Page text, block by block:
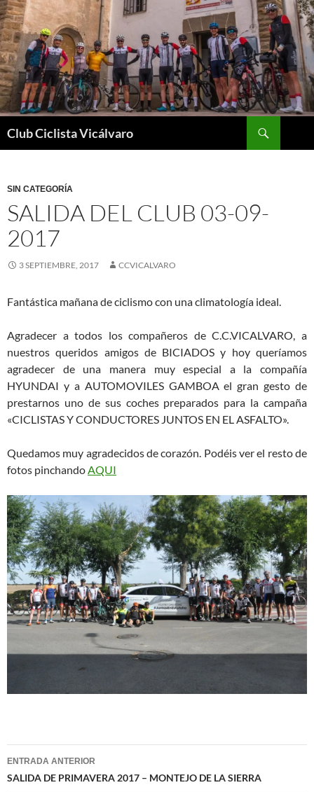
Saltar
al
contenido
Club Ciclista Vicálvaro
SIN CATEGORÍA
SALIDA DEL CLUB 03-09-
2017
3 SEPTIEMBRE, 2017 CCVICALVARO
Fantástica mañana de ciclismo con una climatología ideal.
Agradecer a todos los compañeros de C.C.VICALVARO, a
nuestros queridos amigos de BICIADOS y hoy queríamos
agradecer de una manera muy especial a la compañía
HYUNDAI y a AUTOMOVILES GAMBOA el gran gesto de
prestarnos uno de sus coches preparados para la campaña
«CICLISTAS Y CONDUCTORES JUNTOS EN EL ASFALTO».
Quedamos muy agradecidos de corazón. Podéis ver el resto de
fotos pinchando AQUI
Navegación
de
ENTRADA ANTERIOR
SALIDA DE PRIMAVERA 2017 – MONTEJO DE LA SIERRA